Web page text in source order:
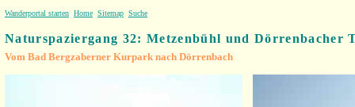
Wanderportal starten Home Sitemap Suche
Naturspaziergang 32: Metzenbühl und Dörrenbacher
Vom Bad Bergzaberner Kurpark nach Dörrenbach